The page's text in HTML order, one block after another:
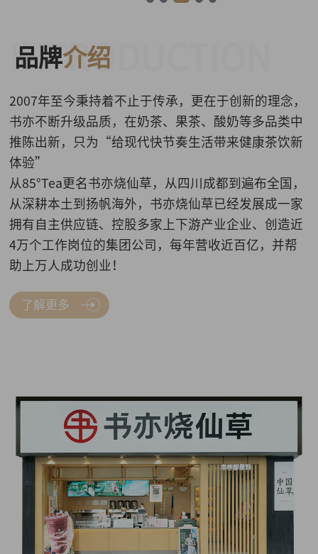
INTRODUCTION
品牌介绍
2007年至今秉持着不止于传承，更在于创新的理念，
书亦不断升级品质，在奶茶、果茶、酸奶等多品类中
推陈出新，只为“给现代快节奏生活带来健康茶饮新
体验”
从85°Tea更名书亦烧仙草，从四川成都到遍布全国，
从深耕本土到扬帆海外，书亦烧仙草已经发展成一家
拥有自主供应链、控股多家上下游产业企业、创造近
4万个工作岗位的集团公司，每年营收近百亿，并帮
助上万人成功创业！
了解更多